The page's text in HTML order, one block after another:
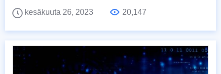
kesäkuuta 26, 2023
20,147